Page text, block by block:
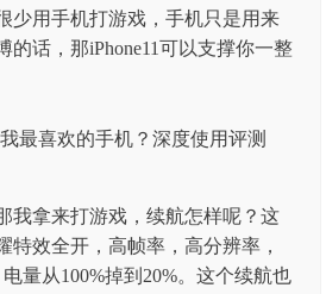
少用手机打游戏，手机只是用来
的话，那iPhone11可以支撑你一整
我拿来打游戏，续航怎样呢？这
特效全开，高帧率，高分辨率，
量从100%掉到20%。这个续航也